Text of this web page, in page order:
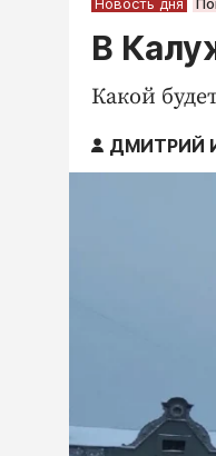
В
Какой
ДМИТРИЙ